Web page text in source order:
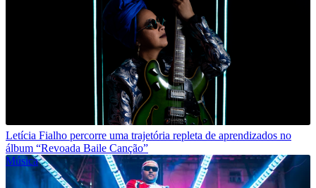
Letícia Fialho percorre uma trajetória repleta de aprendizados no
álbum “Revoada Baile Canção”
Música